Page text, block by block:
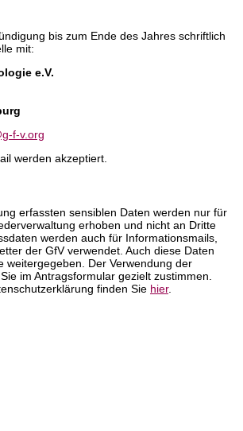
bis zum Ende des Jahres schriftlich
mit:
e.V.
f-v.org
werden akzeptiert.
erfassten sensiblen Daten werden nur für
erhoben und nicht an Dritte
werden auch für Informationsmails,
der GfV verwendet. Auch diese Daten
weitergegeben. Der Verwendung der
im Antragsformular gezielt zustimmen.
finden Sie hier.